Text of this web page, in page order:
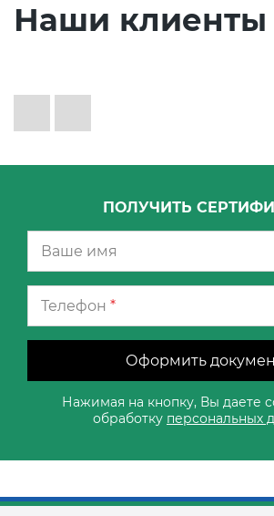
Наши клиенты
ПОЛУЧИТЬ
Телефон *
Оформить
Нажимая на кнопку, Вы даете
обработку персональных